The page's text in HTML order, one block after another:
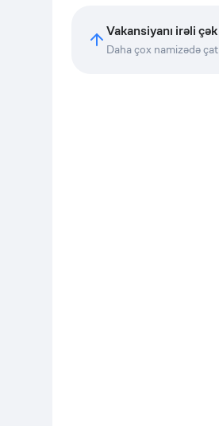
Vakansiyanı irəli çək
Daha çox namizədə çat